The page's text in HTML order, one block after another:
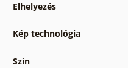
Elhelyezés
Kép technológia
Szín